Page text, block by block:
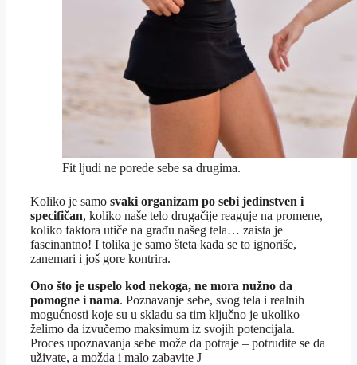
Fit ljudi ne porede sebe sa drugima.
Koliko je samo svaki organizam po sebi jedinstven i
specifičan, koliko naše telo drugačije reaguje na promene,
koliko faktora utiče na građu našeg tela… zaista je
fascinantno! I tolika je samo šteta kada se to ignoriše,
zanemari i još gore kontrira.
Ono što je uspelo kod nekoga, ne mora nužno da
pomogne i nama. Poznavanje sebe, svog tela i realnih
mogućnosti koje su u skladu sa tim ključno je ukoliko
želimo da izvučemo maksimum iz svojih potencijala.
Proces upoznavanja sebe može da potraje – potrudite se da
uživate, a možda i malo zabavite J